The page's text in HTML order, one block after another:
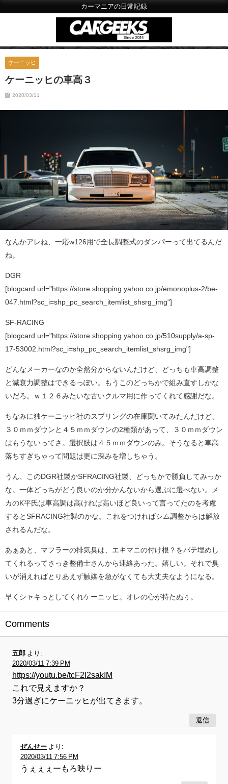
カーマニアの日常記録
ケーニッヒ
ケーニッヒの車高３
2020/03/11
なんかアレね、一応w126用で全長調整式のダンパーって出てるんだ
ね。
DGR
[blogcard url="https://store.shopping.yahoo.co.jp/emonoplus-2/be-
047.html?sc_i=shp_pc_search_itemlist_shsrg_img"]
SF-RACING
[blogcard url="https://store.shopping.yahoo.co.jp/510supply/a-sp-
17-53002.html?sc_i=shp_pc_search_itemlist_shsrg_img"]
どんなメーカーなのか全然分からないんだけど、どっちも車高調整
と減衰力調整はできるっぽい。もうこのどっちかで組み直すしかな
いだろ。ｗ１２６みたいな古いクルマ用に作ってくれて感謝だな。
ちなみに独ケーニッヒ社のスプリングの在庫聞いてみたんだけど、
３０ｍｍダウンと４５ｍｍダウンの2種類があって、３０ｍｍダウン
はもうないってさ。選択肢は４５ｍｍダウンのみ。そうなると車高
落ちすぎちゃって問題は更に深みを増しちゃう。
うん、このDGR社製かSFRACING社製、どっちかで勝負してみっか
な。一体どっちがどう良いのか分かんないから選ぶに選べない。メ
カのK平氏は車高調は高ければ高いほど良いって言ってたのを考慮
するとSFRACING社製のかな。これをつければシム調整からは解放
されるんだな。
あぁあと、マフラーの排気臭は、エキマニの付け根？をパテ埋めし
てくれるってさっき整備士さんから連絡あった。嬉しい。それで臭
いが消えればとりあえず触媒を急がなくても大丈夫なようになる。
早くシャキっとしてくれケーニッヒ。オレの心が持たぬぅ。
Comments
五郎 より:
2020/03/11 7:39 PM
https://youtu.be/tcF2I2sakIM
これで見えますか？
3分過ぎにケーニッヒが出てきます。
返信
ぜんせー より:
2020/03/11 7:56 PM
うぇぇぇーもろ映りー